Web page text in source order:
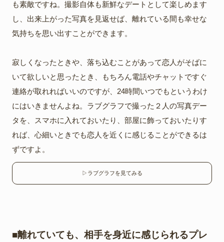
も素敵ですね。撮影自体も新鮮なデートとして楽しめます
し、出来上がった写真を見返せば、離れている間も幸せな
気持ちを思い出すことができます。
寂しくなったときや、落ち込むことがあって恋人がそばに
いて欲しいと思ったとき、もちろん電話やチャットですぐ
連絡が取れればいいのですが、24時間いつでもというわけ
にはいきませんよね。ラブグラフで撮った２人の写真デー
タを、スマホに入れておいたり、部屋に飾っておいたりす
れば、心細いときでも恋人を近くに感じることができるは
ずですよ。
▷ラブグラフを見てみる
■離れていても、相手を身近に感じられるプレ